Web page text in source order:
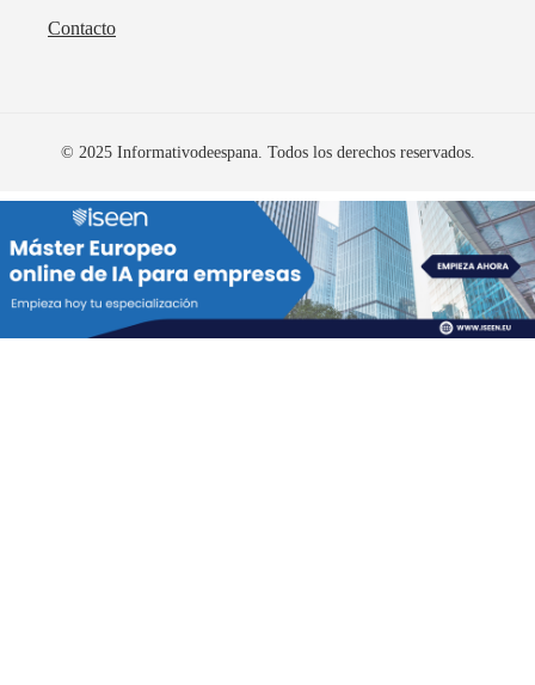
Contacto
© 2025 Informativodeespana. Todos los derechos reservados.